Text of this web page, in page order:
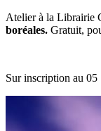
Atelier à la Librairie
boréales. Gratuit,
Sur inscription au 05